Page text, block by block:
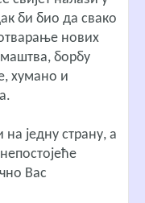
би био да свако
нових
борбу
хумано и
једну страну, а
Вас